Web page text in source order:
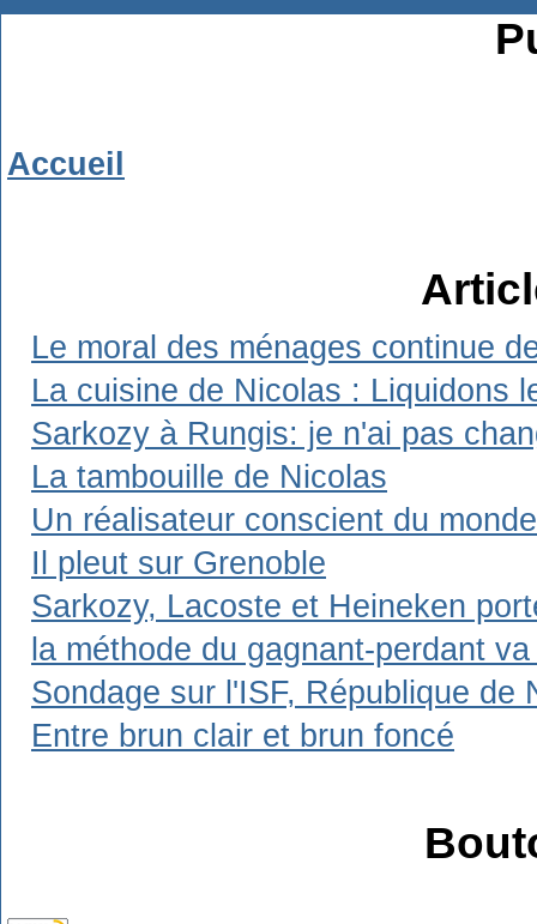
Accueil
Le moral des ménages continue
La cuisine de Nicolas : Liquidons
Sarkozy à Rungis: je n'ai pas
La tambouille de Nicolas
Un réalisateur conscient du
Il pleut sur Grenoble
Sarkozy, Lacoste et Heineken
la méthode du gagnant-perdant
Sondage sur l'ISF, République de
Entre brun clair et brun foncé